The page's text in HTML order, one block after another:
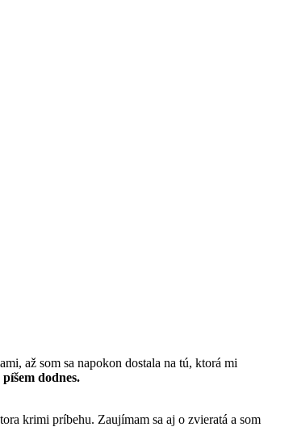
až som sa napokon dostala na tú, ktorá mi
dodnes.
krimi príbehu. Zaujímam sa aj o zvieratá a som